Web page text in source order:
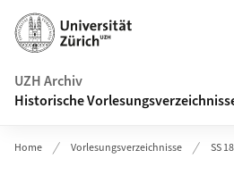
Navigation auf uzh.ch
UZH Archiv
Historische
Home Vorlesungsverzeichnisse SS